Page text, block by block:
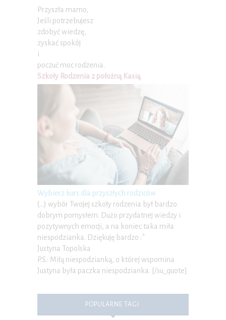
Przyszła mamo,
Jeśli potrzebujesz
zdobyć wiedzę,
zyskać spokój
i
poczuć moc rodzenia.
Szkoły Rodzenia z położną Kasią.
Wybierz kurs dla przyszłych rodziców
(…) wybór Twojej szkoły rodzenia był bardzo
dobrym pomysłem. Dużo przydatnej wiedzy i
pozytywnych emocji, a na koniec taka miła
niespodzianka. Dziękuję bardzo :*
Justyna Topolska
P.S.: Miłą niespodzianką, o której wspomina
Justyna była paczka niespodzianka. [/su_quote]
POPULARNE TAGI: